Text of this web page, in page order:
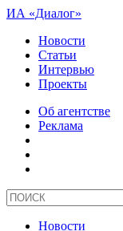
ИА «Диалог»
Новости
Статьи
Интервью
Проекты
Об агентстве
Реклама
Новости